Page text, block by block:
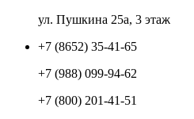
ул. Пушкина 25а, 3 этаж
+7 (8652) 35-41-65
+7 (988) 099-94-62
+7 (800) 201-41-51